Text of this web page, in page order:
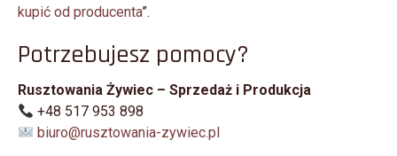
kupić od producenta”.
Potrzebujesz pomocy?
Rusztowania Żywiec – Sprzedaż i Produkcja
+48 517 953 898
biuro@rusztowania-zywiec.pl